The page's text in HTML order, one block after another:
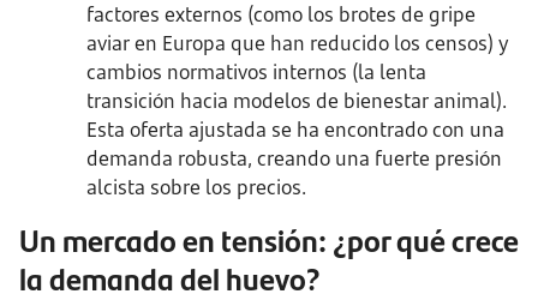
factores externos (como los brotes de gripe
aviar en Europa que han reducido los censos) y
cambios normativos internos (la lenta
transición hacia modelos de bienestar animal).
Esta oferta ajustada se ha encontrado con una
demanda robusta, creando una fuerte presión
alcista sobre los precios.
Un mercado en tensión: ¿por qué crece
la demanda del huevo?